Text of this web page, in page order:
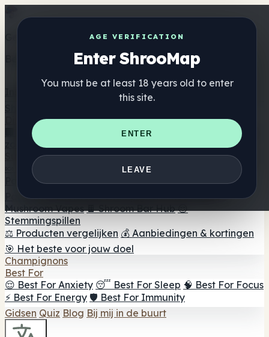
AGE VERIFICATION
Enter ShrooMap
You must be at least 18 years old to enter
this site.
ENTER
LEAVE
Get the ShrooMap app
Better than mobile web — one tap away
Directory
🏢 Merk Directory
📍 Zoek een headshop
🔮 Smartshop
zoeker 🛒 Online headshops
Supplementen
🍬 Paddenstoel Gummies
💊 Paddenstoel Capsules
Paddenstoel Tincturen 🫙 Paddenstoel poeders ☕
Paddestoel koffie 🍫 Champignon Chocolade 💨
Mushroom Vapes 🍫 Shroom Bar Hub 😌
Stemmingspillen
⚖️ Producten vergelijken 💰 Aanbiedingen & kortingen
🎯 Het beste voor jouw doel
Champignons
Best For
😌 Best For Anxiety 😴 Best For Sleep 🧠 Best For Focus
⚡ Best For Energy 🛡️ Best For Immunity
Gidsen Quiz Blog Bij mij in de buurt